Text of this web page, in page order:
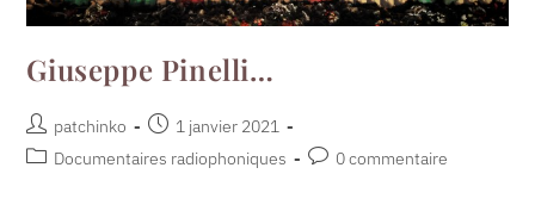
Giuseppe Pinelli…
patchinko
1 janvier 2021
Documentaires radiophoniques
0 commentaire